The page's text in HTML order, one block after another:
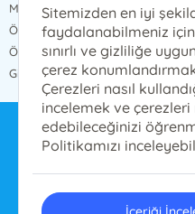
Mesafeli Satış Sözleşmesi
Ön Bilgilendirme Formu
Ödeme ve Teslimat
Gizlilik ve Güvenlik
Sitemizden en iyi
faydalanabilmeniz
sınırlı ve gizliliğe
çerez
Çerezleri nasıl
incelemek ve çerezleri
edebileceğinizi
Politikamızı